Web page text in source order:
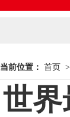
当前位置： 首页
世